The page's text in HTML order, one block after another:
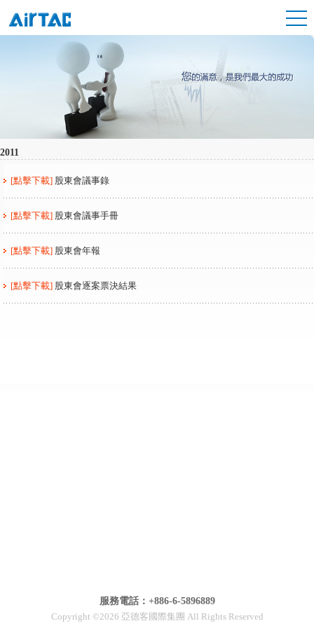
2011
[點擊下載] 股東會議事錄
[點擊下載] 股東會議事手冊
[點擊下載] 股東會年報
[點擊下載] 股東會逐案票決結果
服務電話：+886-6-5896889
Copyright ©2026 亞德客國際集團 All Rights Reserved